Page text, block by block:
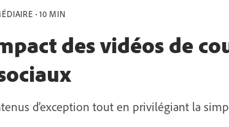
10 MIN
des vidéos de
d’exception tout en privilégiant la